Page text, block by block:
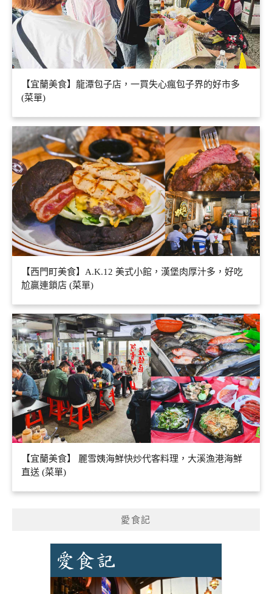
【宜蘭美食】龍潭包子店，一買失心瘋包子界的好市多
(菜單)
【西門町美食】A.K.12 美式小館，漢堡肉厚汁多，好吃
尬贏連鎖店 (菜單)
【宜蘭美食】 麗雪姨海鮮快炒代客料理，大溪漁港海鮮
直送 (菜單)
愛食記